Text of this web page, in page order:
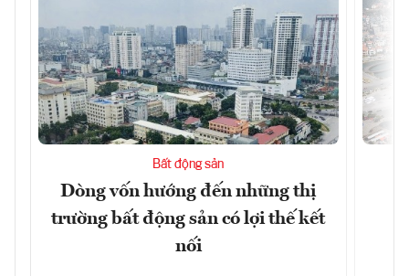
Bất động sản
Dòng vốn hướng đến những thị
trường bất động sản có lợi thế kết
nối